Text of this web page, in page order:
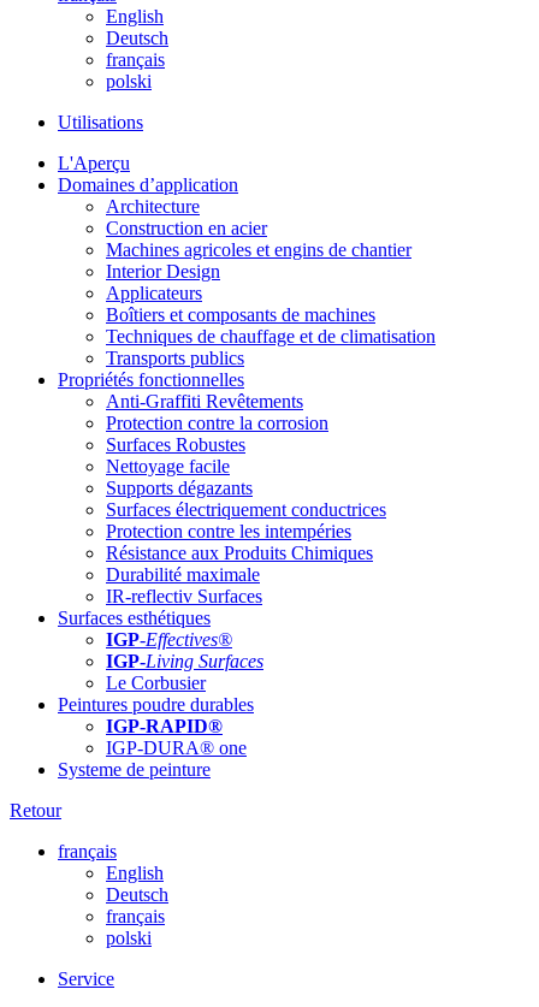
English
Deutsch
français
polski
Utilisations
L'Aperçu
Domaines d’application
Architecture
Construction en acier
Machines agricoles et engins de chantier
Interior Design
Applicateurs
Boîtiers et composants de machines
Techniques de chauffage et de climatisation
Transports publics
Propriétés fonctionnelles
Anti-Graffiti Revêtements
Protection contre la corrosion
Surfaces Robustes
Nettoyage facile
Supports dégazants
Surfaces électriquement conductrices
Protection contre les intempéries
Résistance aux Produits Chimiques
Durabilité maximale
IR-reflectiv Surfaces
Surfaces esthétiques
IGP-Effectives®
IGP-Living Surfaces
Le Corbusier
Peintures poudre durables
IGP-RAPID®
IGP-DURA® one
Systeme de peinture
Retour
français
English
Deutsch
français
polski
Service